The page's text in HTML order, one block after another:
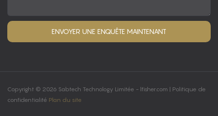
ENVOYER UNE ENQUÊTE MAINTENANT
Copyright © 2026 Sabtech Technology Limitée - lfisher.com | Politique de
confidentialité Plan du site